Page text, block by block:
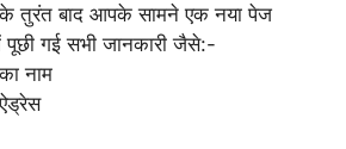
तुरंत बाद आपके सामने एक नया पेज
गई सभी जानकारी जैसे:-
नाम